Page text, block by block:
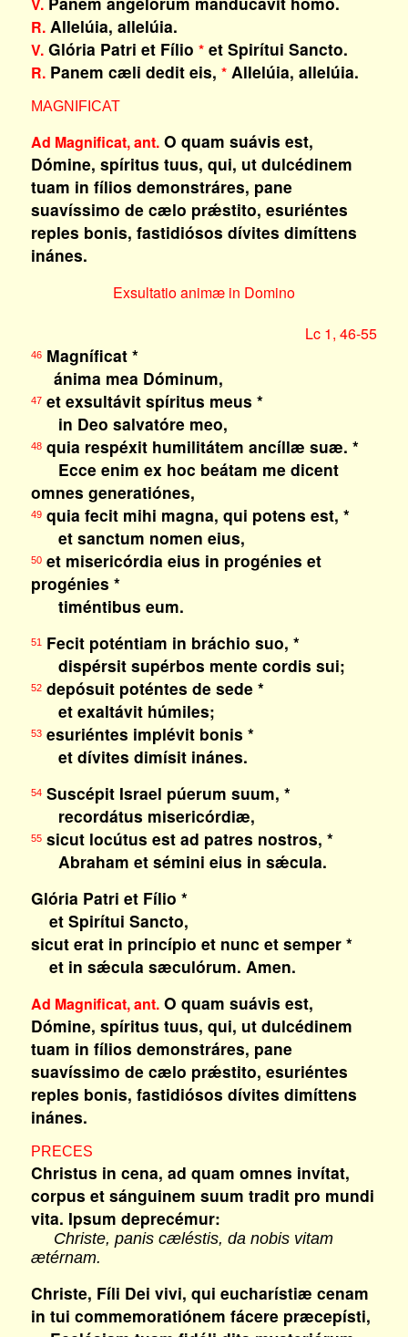
R.Allelúia, allelúia.
V.Glória Patri et Fílio *et Spirítui Sancto.
R.Panem cæli dedit eis, *Allelúia, allelúia.
MAGNIFICAT
Ad Magnificat, ant. O quam suávis est,
Dómine, spíritus tuus, qui, ut dulcédinem
tuam in fílios demonstráres, pane
suavíssimo de cælo prǽstito, esuriéntes
reples bonis, fastidiósos dívites dimíttens
inánes.
Exsultatio animæ in Domino
Lc 1, 46-55
46Magníficat *
ánima mea Dóminum,
47et exsultávit spíritus meus *
in Deo salvatóre meo,
48quia respéxit humilitátem ancíllæ suæ. *
Ecce enim ex hoc beátam me dicent
omnes generatiónes,
49quia fecit mihi magna, qui potens est, *
et sanctum nomen eius,
50et misericórdia eius in progénies et
progénies *
timéntibus eum.
51Fecit poténtiam in bráchio suo, *
dispérsit supérbos mente cordis sui;
52depósuit poténtes de sede *
et exaltávit húmiles;
53esuriéntes implévit bonis *
et dívites dimísit inánes.
54Suscépit Israel púerum suum, *
recordátus misericórdiæ,
55sicut locútus est ad patres nostros, *
Abraham et sémini eius in sǽcula.
Glória Patri et Fílio *
et Spirítui Sancto,
sicut erat in princípio et nunc et semper *
et in sǽcula sæculórum. Amen.
Ad Magnificat, ant. O quam suávis est,
Dómine, spíritus tuus, qui, ut dulcédinem
tuam in fílios demonstráres, pane
suavíssimo de cælo prǽstito, esuriéntes
reples bonis, fastidiósos dívites dimíttens
inánes.
PRECES
Christus in cena, ad quam omnes invítat,
corpus et sánguinem suum tradit pro mundi
vita. Ipsum deprecémur:
Christe, panis cæléstis, da nobis vitam
ætérnam.
Christe, Fíli Dei vivi, qui eucharístiæ cenam
in tui commemoratiónem fácere præcepísti,